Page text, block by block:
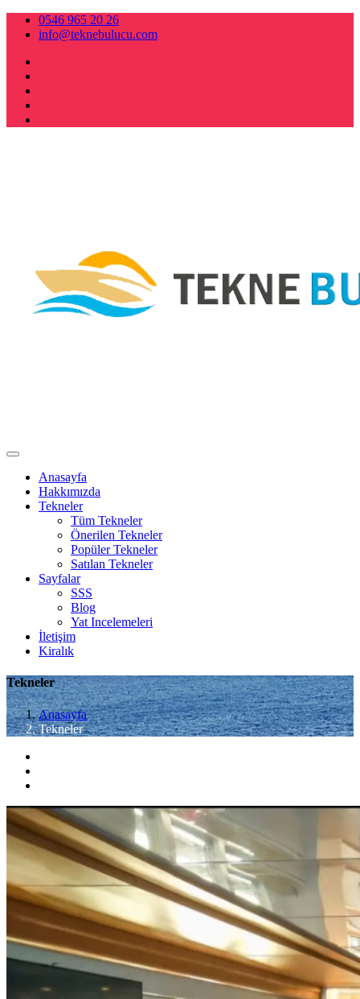
0546 965 20 26
info@teknebulucu.com
Anasayfa
Hakkımızda
Tekneler
Tüm Tekneler
Önerilen Tekneler
Popüler Tekneler
Satılan Tekneler
Sayfalar
SSS
Blog
Yat Incelemeleri
İletişim
Kiralık
Tekneler
Anasayfa
Tekneler